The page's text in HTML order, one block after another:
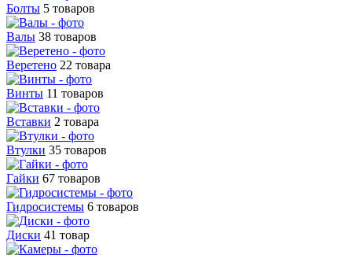
Болты 5 товаров
Валы 38 товаров
Веретено 22 товара
Винты 11 товаров
Вставки 2 товара
Втулки 35 товаров
Гайки 67 товаров
Гидросистемы 6 товаров
Диски 41 товар